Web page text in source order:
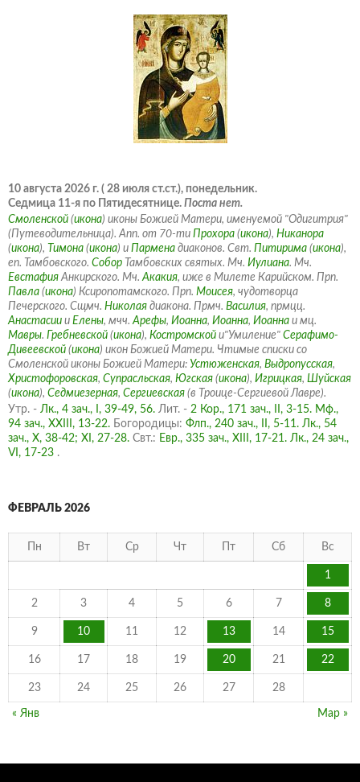
10 августа 2026 г. ( 28 июля ст.ст.), понедельник.
Седмица 11-я по Пятидесятнице. Поста нет.
Смоленской (икона) иконы Божией Матери, именуемой "Одигитрия"
(Путеводительница). Апп. от 70-ти Прохора (икона), Никанора
(икона), Тимона (икона) и Пармена диаконов. Свт. Питирима (икона),
еп. Тамбовского. Собор Тамбовских святых. Мч. Иулиана. Мч.
ЕвстафияАнкирского. Мч.Акакия, иже в Милете Карийском. Прп.
Павла (икона) Ксиропотамского. Прп. Моисея, чудотворца
Печерского. Сщмч. Николая диакона. Прмч. Василия, прмцц.
Анастасии и Елены, мчч.Арефы, Иоанна, Иоанна, Иоанна и мц.
Мавры. Гребневской (икона), Костромской и"Умиление" Серафимо-
Дивеевской (икона) икон Божией Матери. Чтимые списки со
Смоленской иконы Божией Матери: Устюженская, Выдропусская,
Христофоровская, Супрасльская, Югская (икона), Игрицкая, Шуйская
(икона), Седмиезерная, Сергиевская (в Троице-Сергиевой Лавре).
Утр. - Лк., 4 зач., I, 39-49, 56. Лит. - 2 Кор., 171 зач., II, 3-15. Мф.,
94 зач., XXIII, 13-22. Богородицы: Флп., 240 зач., II, 5-11. Лк., 54
зач., X, 38-42; XI, 27-28. Свт.: Евр., 335 зач., XIII, 17-21. Лк., 24 зач.,
VI, 17-23 .
ФЕВРАЛЬ 2026
Пн Вт Ср Чт Пт Сб Вс
1
2 3 4 5 6 7 8
9 10 11 12 13 14 15
16 17 18 19 20 21 22
23 24 25 26 27 28
« Янв Мар »